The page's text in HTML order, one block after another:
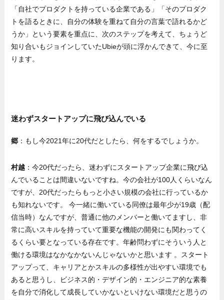
「自社でプロダクトを持っている企業である」「そのプロダク
トを語るときに、自分の体験を重ねて自分の言葉で語れるかど
うか」という要素を重点に、次のステップを考えて、ちょうど
知り合いもジョインしていたUbieが頭に浮かんできて、今に至
ります。
迷わずスタートアップに飛び込んでいる
郷 ：もし今2021年に20代だとしたら、何をするでしょうか。
村越 ：今20代だったら、迷わずにスタートアップ企業に飛び込
んでいることは間違いないですね。今の会社が100人くらいなん
ですが、20代だったらもっと小さい規模の会社に行っているか
も知れないです。 今一緒に働いている同僚は最年少が19歳（配
信当時）なんですが、普通に他のメンバーと働いてますし、非
常に高いスキルを持っていて重要な機能の開発にも関わってく
るくらい要となっている存在です。年齢問わずにそういう人と
働ける環境はなかなかないんじゃないかと思います 。スタート
アップって、キャリアとかスキルの多様性が出やすい環境でも
あると思うし、ビジネス的・デザイン的・エンジニア的な素養
を自分で消化して成長していかないといけない環境だと思うの